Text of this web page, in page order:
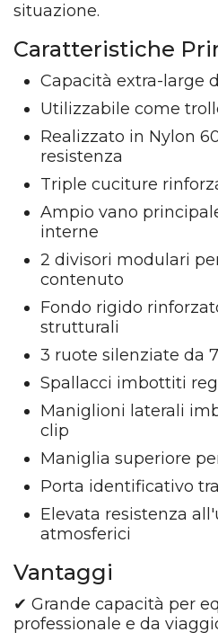
situazione.
Caratteristiche
Capacità extra-large
Utilizzabile come
Realizzato in Nylon
resistenza
Triple cuciture
Ampio vano
interne
2 divisori modulari
contenuto
Fondo rigido
strutturali
3 ruote silenziate da
Spallacci imbottiti
Maniglioni laterali
clip
Maniglia superiore
Porta identificativo
Elevata resistenza
atmosferici
Vantaggi
✔ Grande capacità per
professionale e da